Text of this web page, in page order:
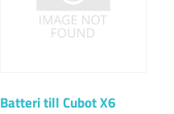
Batteri till Cubot X6